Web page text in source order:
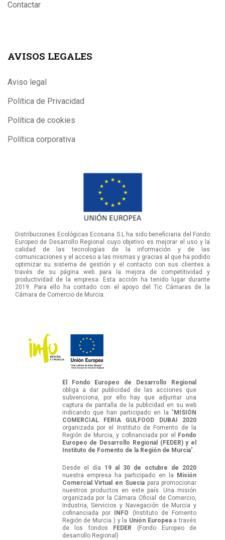
Contactar
AVISOS LEGALES
Aviso legal
Política de Privacidad
Política de cookies
Política corporativa
Distribuciones Ecológicas Ecosana S.L ha sido beneficiaria del Fondo
Europeo de Desarrollo Regional cuyo objetivo es mejorar el uso y la
calidad de las tecnologías de la información y de las
comunicaciones y el acceso a las mismas y gracias al que ha podido
optimizar su sistema de gestión y el contacto con sus clientes a
través de su página web para la mejora de competitividad y
productividad de la empresa. Esta acción ha tenido lugar durante
2019. Para ello ha contado con el apoyo del Tic Cámaras de la
Cámara de Comercio de Murcia.
El Fondo Europeo de Desarrollo Regional
obliga a dar publicidad de las acciones que
subvenciona, por ello hay que adjuntar una
captura de pantalla de la publicidad en su web
indicando que han participado en la " MISIÓN
COMERCIAL FERIA GULFOOD DUBAI 2020
organizada por el Instituto de Fomento de la
Región de Murcia, y cofinanciada por el
Fondo
Europeo de Desarrollo Regional (FEDER) y el
Instituto de Fomento de la Región de Murcia".
Desde el día 19 al 30 de octubre de 2020
nuestra empresa ha participado en la
Misión
Comercial Virtual en Sueciapara promocionar
nuestros productos en este país. Una misión
organizada por la Cámara Oficial de Comercio,
Industria, Servicios y Navegación de Murcia y
cofinanciada por
INFO (Instituto de Fomento
Región de Murcia ) y la Unión Europeaa través
de los fondos
FEDER
(Fondo Europeo de
desarrollo Regional)